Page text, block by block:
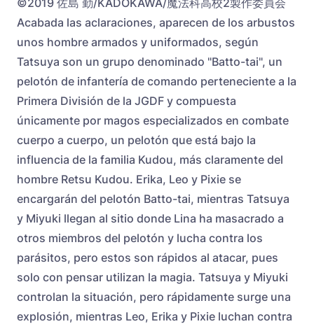
Acabada las aclaraciones, aparecen de los arbustos
unos hombre armados y uniformados, según
Tatsuya son un grupo denominado "Batto-tai", un
pelotón de infantería de comando perteneciente a la
Primera División de la JGDF y compuesta
únicamente por magos especializados en combate
cuerpo a cuerpo, un pelotón que está bajo la
influencia de la familia Kudou, más claramente del
hombre Retsu Kudou. Erika, Leo y Pixie se
encargarán del pelotón Batto-tai, mientras Tatsuya
y Miyuki llegan al sitio donde Lina ha masacrado a
otros miembros del pelotón y lucha contra los
parásitos, pero estos son rápidos al atacar, pues
solo con pensar utilizan la magia. Tatsuya y Miyuki
controlan la situación, pero rápidamente surge una
explosión, mientras Leo, Erika y Pixie luchan contra